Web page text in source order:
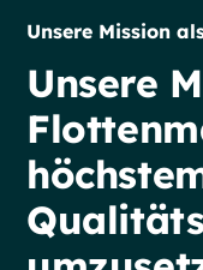
Unsere Mission
Unsere